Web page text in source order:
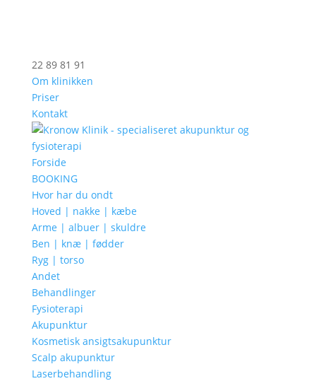
22 89 81 91
Om klinikken
Priser
Kontakt
Forside
BOOKING
Hvor har du ondt
Hoved | nakke | kæbe
Arme | albuer | skuldre
Ben | knæ | fødder
Ryg | torso
Andet
Behandlinger
Fysioterapi
Akupunktur
Kosmetisk ansigtsakupunktur
Scalp akupunktur
Laserbehandling